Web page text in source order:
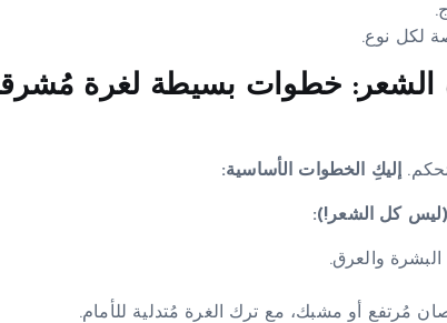
لكل نوع.
الشعر: خطوات بسيطة لغرة
إليكِ الخطوات الأساسية:
(ليس كل الشعر!):
البشرة والعرق.
أو مشبك، مع ترك الغرة مُتدلية للأمام.